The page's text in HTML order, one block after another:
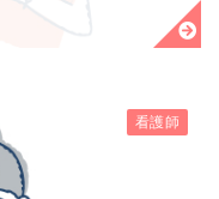
看護師